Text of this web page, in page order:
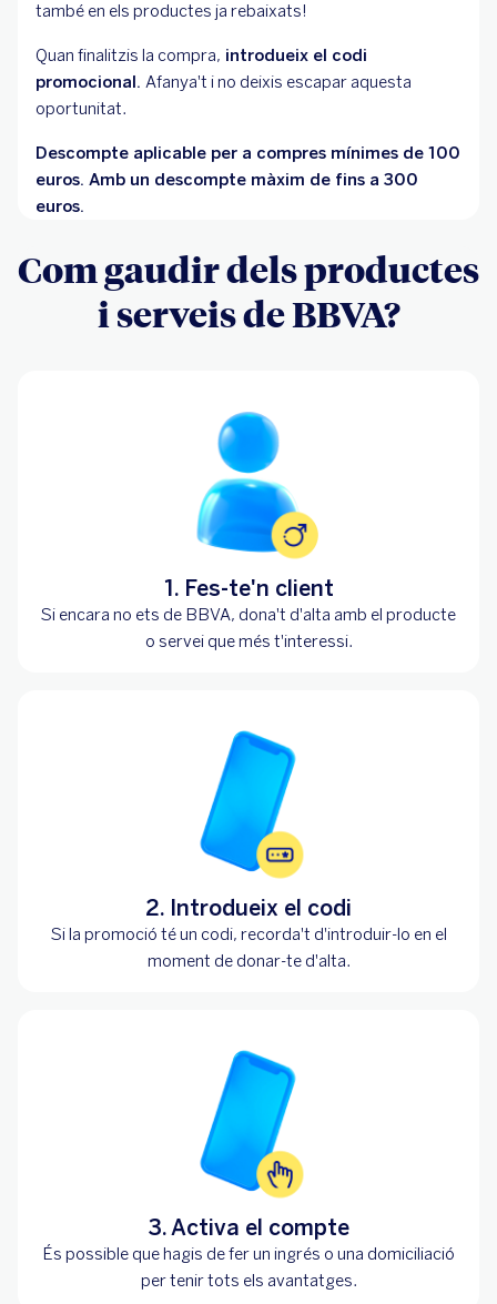
també en els productes ja rebaixats!
Quan finalitzis la compra, introdueix el codi
promocional. Afanya't i no deixis escapar aquesta
oportunitat.
Descompte aplicable per a compres mínimes de 100
euros. Amb un descompte màxim de fins a 300
euros.
Com gaudir dels productes
i serveis de BBVA?
1. Fes-te'n client
Si encara no ets de BBVA, dona't d'alta amb el producte
o servei que més t'interessi.
2. Introdueix el codi
Si la promoció té un codi, recorda't d'introduir-lo en el
moment de donar-te d'alta.
3. Activa el compte
És possible que hagis de fer un ingrés o una domiciliació
per tenir tots els avantatges.